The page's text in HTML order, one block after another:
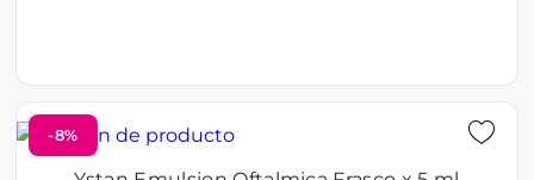
-8%